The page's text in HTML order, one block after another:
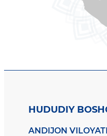
HUDUDIY
ANDIJON